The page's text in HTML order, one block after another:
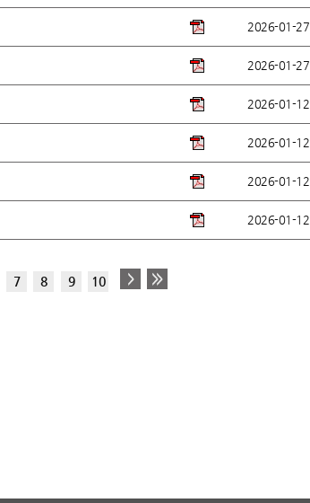
2026-01-27
2026-01-27
2026-01-12
2026-01-12
2026-01-12
2026-01-12
7 8 9 10